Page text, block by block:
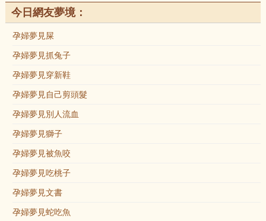
今日網友夢境：
孕婦夢見屎
孕婦夢見抓兔子
孕婦夢見穿新鞋
孕婦夢見自己剪頭髮
孕婦夢見別人流血
孕婦夢見獅子
孕婦夢見被魚咬
孕婦夢見吃桃子
孕婦夢見文書
孕婦夢見蛇吃魚